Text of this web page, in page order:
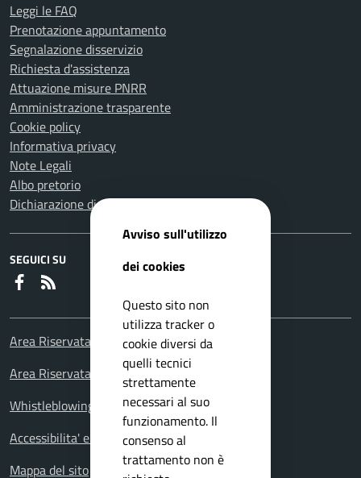
Leggi le FAQ
Prenotazione appuntamento
Segnalazione disservizio
Richiesta d'assistenza
Attuazione misure PNRR
Amministrazione trasparente
Cookie policy
Informativa privacy
Note Legali
Albo pretorio
Dichiarazione di accessibilità
SEGUICI SU
Faceboook
Area Riservata Consiglieri Comunali
Area Riservata Polizia Locale
Whistleblowing – Segnalazioni illeciti
Accessibilita' e meccanismo di feedback
Mappa del sito
Avviso sull'utilizzo
dei cookies
Questo sito non
utilizza tracker o
cookie diversi da
quelli tecnici
strettamente
necessari al suo
funzionamento. Il
consenso al
trattamento non è